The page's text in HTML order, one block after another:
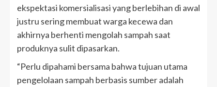
ekspektasi komersialisasi yang berlebihan di awal
justru sering membuat warga kecewa dan
akhirnya berhenti mengolah sampah saat
produknya sulit dipasarkan.
“Perlu dipahami bersama bahwa tujuan utama
pengelolaan sampah berbasis sumber adalah